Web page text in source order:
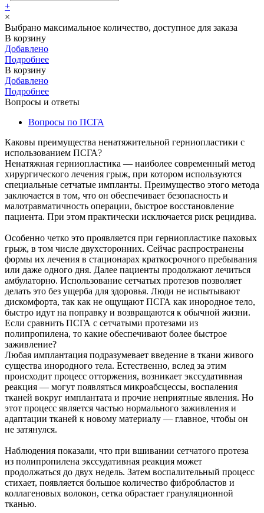
+
×
Выбрано максимальное количество, доступное для заказа
В корзину
Добавлено
Подробнее
В корзину
Добавлено
Подробнее
Вопросы и ответы
Вопросы по ПСГА
Каковы преимущества ненатяжительной герниопластики с
использованием ПСГА?
Ненатяжная герниопластика — наиболее современный метод
хирургического лечения грыж, при котором используются
специальные сетчатые импланты. Преимущество этого метода
заключается в том, что он обеспечивает безопасность и
малотравматичность операции, быстрое восстановление
пациента. При этом практически исключается риск рецидива.
Особенно четко это проявляется при герниопластике паховых
грыж, в том числе двухсторонних. Сейчас распространены
формы их лечения в стационарах краткосрочного пребывания
или даже одного дня. Далее пациенты продолжают лечиться
амбулаторно. Использование сетчатых протезов позволяет
делать это без ущерба для здоровья. Люди не испытывают
дискомфорта, так как не ощущают ПСГА как инородное тело,
быстро идут на поправку и возвращаются к обычной жизни.
Если сравнить ПСГА с сетчатыми протезами из
полипропилена, то какие обеспечивают более быстрое
заживление?
Любая имплантация подразумевает введение в ткани живого
существа инородного тела. Естественно, вслед за этим
происходит процесс отторжения, возникает экссудативная
реакция — могут появляться микроабсцессы, воспаления
тканей вокруг имплантата и прочие неприятные явления. Но
этот процесс является частью нормального заживления и
адаптации тканей к новому материалу — главное, чтобы он
не затянулся.
Наблюдения показали, что при вшивании сетчатого протеза
из полипропилена экссудативная реакция может
продолжаться до двух недель. Затем воспалительный процесс
стихает, появляется большое количество фибробластов и
коллагеновых волокон, сетка обрастает грануляционной
тканью.